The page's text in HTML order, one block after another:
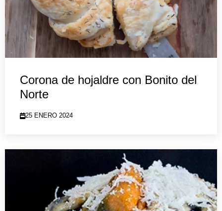
Corona de hojaldre con Bonito del
Norte
25 ENERO 2024